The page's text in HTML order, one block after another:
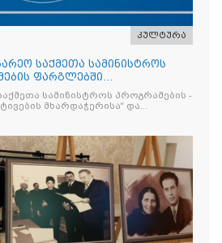
კულტურა
საქმეთა სამინისტროს
ფარგლებში
გამარჯვებულები
სამინისტროს პროგრამების -
მხარდაჭერისა“ და